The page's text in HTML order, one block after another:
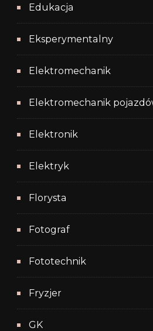
Edukacja
Eksperymentalny
Elektromechanik
Elektromechanik
Elektronik
Elektryk
Florysta
Fotograf
Fototechnik
Fryzjer
GK